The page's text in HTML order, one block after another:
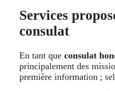
Services
consulat
En tant que consulat
principalement des
première information ;